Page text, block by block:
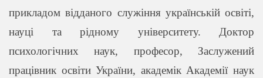
прикладом відданого служіння українській освіті,
науці та рідному університету. Доктор
психологічних наук, професор, Заслужений
працівник освіти України, академік Академії наук